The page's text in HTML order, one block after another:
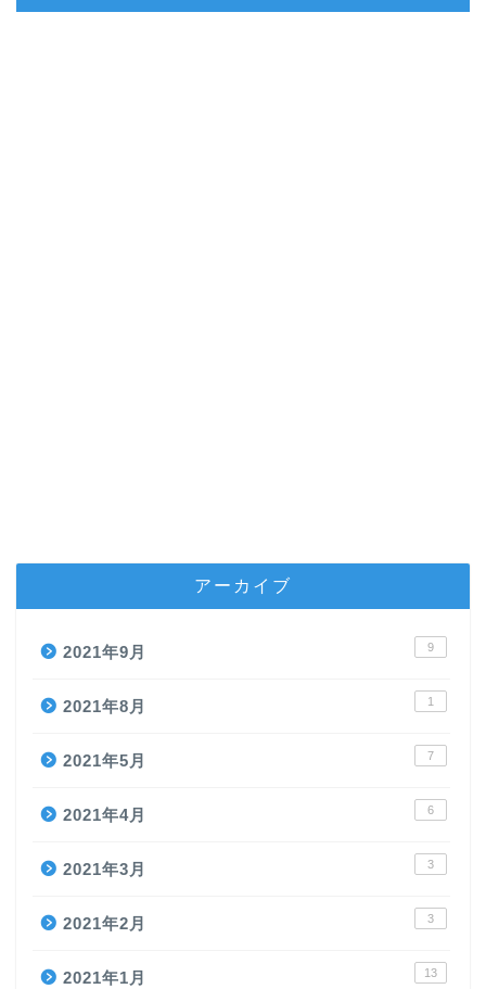
アーカイブ
2021年9月 9
2021年8月 1
2021年5月 7
2021年4月 6
2021年3月 3
2021年2月 3
2021年1月 13